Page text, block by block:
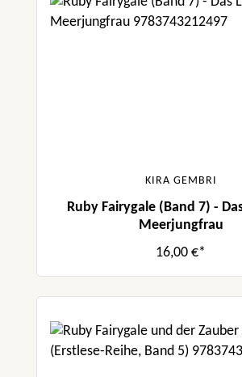
KIRA GEMBRI
Ruby Fairygale (Band 7) -
Meerjungfrau
16,00 €*